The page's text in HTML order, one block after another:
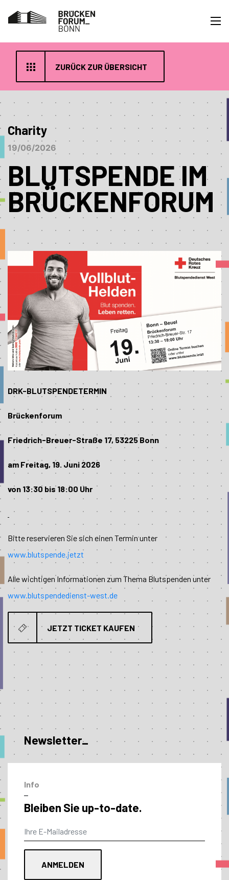
ZURÜCK ZUR ÜBERSICHT
Charity
19/06/2026
BLUTSPENDE IM
BRÜCKENFORUM
DRK-BLUTSPENDETERMIN
Brückenforum
Friedrich-Breuer-Straße 17, 53225 Bonn
am Freitag, 19. Juni 2026
von 13:30 bis 18:00 Uhr
Bitte reservieren Sie sich einen Termin unter
www.blutspende.jetzt
Alle wichtigen Informationen zum Thema Blutspenden unter
www.blutspendedienst-west.de
JETZT TICKET KAUFEN
Newsletter_
Info
–
Bleiben Sie up-to-date.